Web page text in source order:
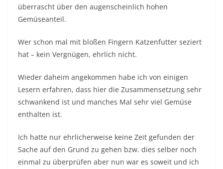
überrascht über den augenscheinlich hohen
Gemüseanteil.
Wer schon mal mit bloßen Fingern Katzenfutter seziert
hat – kein Vergnügen, ehrlich nicht.
Wieder daheim angekommen habe ich von einigen
Lesern erfahren, dass hier die Zusammensetzung sehr
schwankend ist und manches Mal sehr viel Gemüse
enthalten ist.
Ich hatte nur ehrlicherweise keine Zeit gefunden der
Sache auf den Grund zu gehen bzw. dies selber noch
einmal zu überprüfen aber nun war es soweit und ich